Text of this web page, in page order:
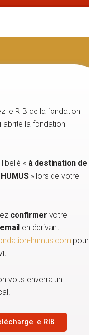
le RIB de la fondation
abrite la fondation
« à destination de
» lors de votre
confirmer votre
email en écrivant
humus.com pour
vous enverra un
le RIB